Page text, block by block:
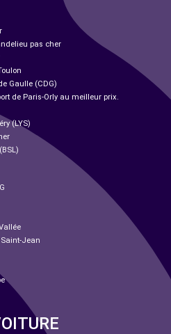
pas cher
Gaulle (CDG)
de Paris-Orly au meilleur prix.
(LYS)
Jean